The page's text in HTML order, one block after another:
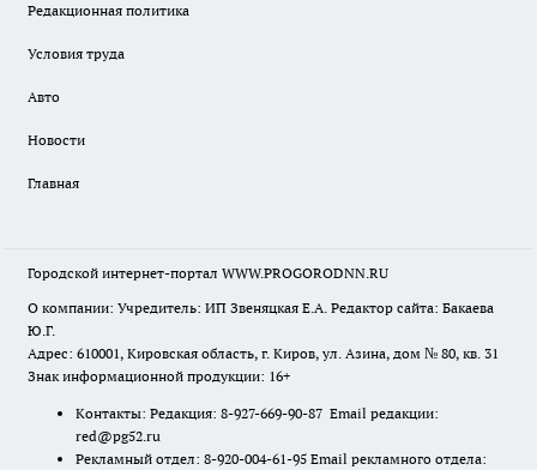
Редакционная политика
Условия труда
Авто
Новости
Главная
Городской интернет-портал WWW.PROGORODNN.RU
О компании: Учредитель: ИП Звеняцкая Е.А. Редактор сайта: Бакаева
Ю.Г.
Адрес: 610001, Кировская область, г. Киров, ул. Азина, дом № 80, кв. 31
Знак информационной продукции: 16+
Контакты: Редакция: 8-927-669-90-87 Email редакции:
red@pg52.ru
Рекламный отдел: 8-920-004-61-95 Email рекламного отдела: